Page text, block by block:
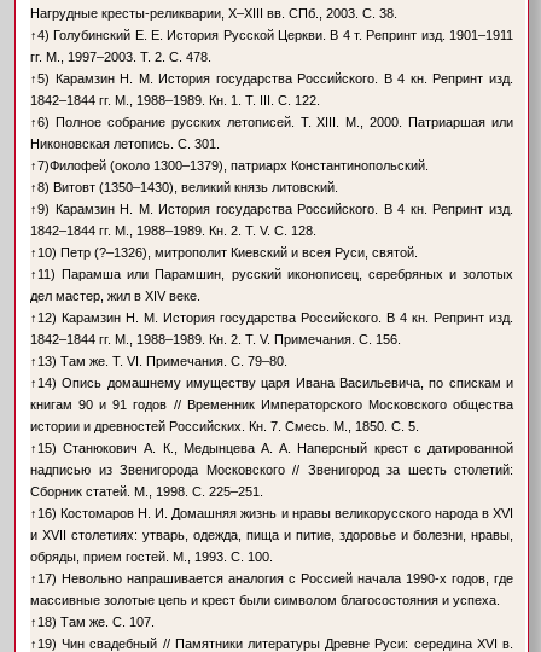
Нагрудные кресты-реликварии, X–XIII вв. СПб., 2003. С. 38.
↑4) Голубинский Е. Е. История Русской Церкви. В 4 т. Репринт изд. 1901–1911
гг. М., 1997–2003. Т. 2. С. 478.
↑5) Карамзин Н. М. История государства Российского. В 4 кн. Репринт изд.
1842–1844 гг. М., 1988–1989. Кн. 1. Т. III. С. 122.
↑6) Полное собрание русских летописей. Т. XIII. М., 2000. Патриаршая или
Никоновская летопись. С. 301.
↑7)Филофей (около 1300–1379), патриарх Константинопольский.
↑8) Витовт (1350–1430), великий князь литовский.
↑9) Карамзин Н. М. История государства Российского. В 4 кн. Репринт изд.
1842–1844 гг. М., 1988–1989. Кн. 2. Т. V. С. 128.
↑ 10) Петр (?–1326), митрополит Киевский и всея Руси, святой.
↑ 11) Парамша или Парамшин, русский иконописец, серебряных и золотых
дел мастер, жил в XIV веке.
↑ 12) Карамзин Н. М. История государства Российского. В 4 кн. Репринт изд.
1842–1844 гг. М., 1988–1989. Кн. 2. Т. V. Примечания. С. 156.
↑ 13) Там же. Т. VI. Примечания. С. 79–80.
↑ 14) Опись домашнему имуществу царя Ивана Васильевича, по спискам и
книгам 90 и 91 годов // Временник Императорского Московского общества
истории и древностей Российских. Кн. 7. Смесь. М., 1850. С. 5.
↑ 15) Станюкович А. К., Медынцева А. А. Наперсный крест с датированной
надписью из Звенигорода Московского // Звенигород за шесть столетий:
Сборник статей. М., 1998. С. 225–251.
↑ 16) Костомаров Н. И. Домашняя жизнь и нравы великорусского народа в XVI
и XVII столетиях: утварь, одежда, пища и питие, здоровье и болезни, нравы,
обряды, прием гостей. М., 1993. С. 100.
↑ 17) Невольно напрашивается аналогия с Россией начала 1990-х годов, где
массивные золотые цепь и крест были символом благосостояния и успеха.
↑ 18) Там же. С. 107.
↑ 19) Чин свадебный // Памятники литературы Древне Руси: середина XVI в.